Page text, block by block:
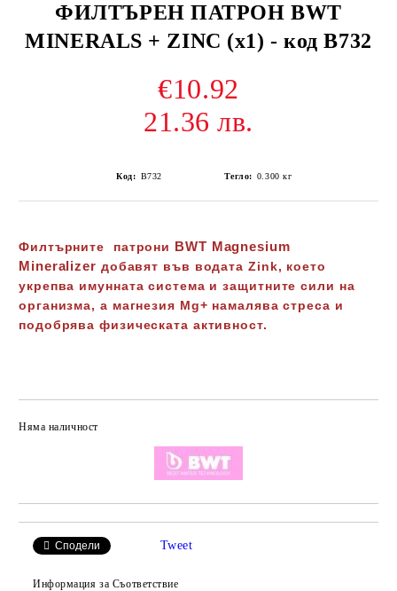
ФИЛТЪРЕН ПАТРОН BWT
MINERALS + ZINC (x1) - код В732
€10.92
21.36 лв.
Код: В732 Тегло: 0.300 кг
Филтърните патрони BWT Magnesium
Mineralizer добавят във водата Zink, което
укрепва имунната система и защитните сили на
организма, а магнезия Mg+ намалява стреса и
подобрява физическата активност.
Няма наличност
Сподели Tweet
Информация за Съответствие